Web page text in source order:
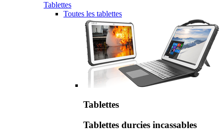
Tablettes
Toutes les tablettes
Tablettes
Tablettes durcies incassables